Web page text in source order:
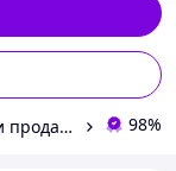
Продавец Сувенир-Трейд: изготовление и продажа сувенирной и печатной продукции. 98%